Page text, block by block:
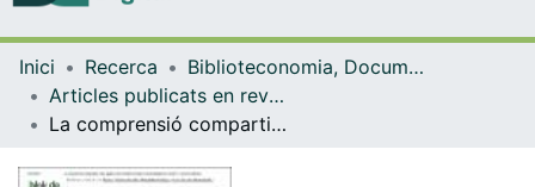
Navega per tot el DD
Com publicar
Inici Recerca
Biblioteconomia, Documentació i Comunicació Audiovisual
Articles publicats en revistes (Biblioteconomia, Documentació i Comunicació Audiovisual)
La comprensió compartida entre gestors documentals/arxivers i els professionals de les TI: consells pràctics